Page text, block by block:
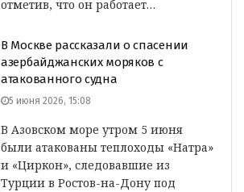
отметив, что он работает…
В Москве рассказали о спасении
азербайджанских моряков с
атакованного судна
5 июня 2026, 15:08
В Азовском море утром 5 июня
были атакованы теплоходы «Натра»
и «Циркон», следовавшие из
Турции в Ростов-на-Дону под